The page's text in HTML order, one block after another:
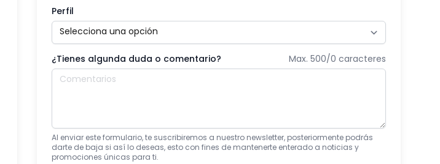
Perfil
¿Tienes algunda duda o comentario? Max. 500/0 caracteres
Al enviar este formulario, te suscribiremos a nuestro newsletter, posteriormente podrás
darte de baja si así lo deseas, esto con fines de mantenerte enterado a noticias y
promociones únicas para ti.